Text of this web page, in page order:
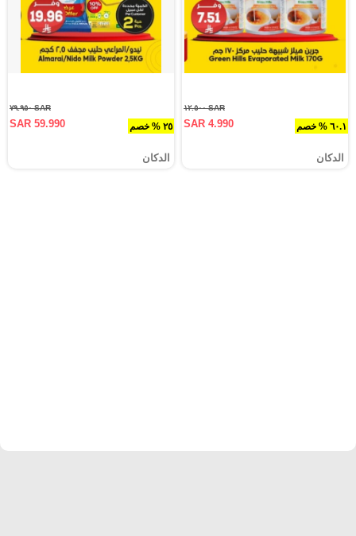
٦٠.١ % خصم
SAR ١٢.٥٠٠
SAR 4.990
الدكان
٢٥ % خصم
SAR ٧٩.٩٥٠
SAR 59.990
الدكان